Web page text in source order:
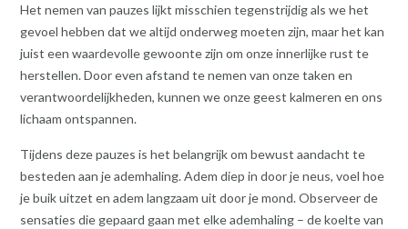
Het nemen van pauzes lijkt misschien tegenstrijdig als we het
gevoel hebben dat we altijd onderweg moeten zijn, maar het kan
juist een waardevolle gewoonte zijn om onze innerlijke rust te
herstellen. Door even afstand te nemen van onze taken en
verantwoordelijkheden, kunnen we onze geest kalmeren en ons
lichaam ontspannen.
Tijdens deze pauzes is het belangrijk om bewust aandacht te
besteden aan je ademhaling. Adem diep in door je neus, voel hoe
je buik uitzet en adem langzaam uit door je mond. Observeer de
sensaties die gepaard gaan met elke ademhaling – de koelte van